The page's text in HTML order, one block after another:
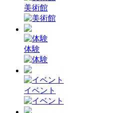
美術館
体験
イベント